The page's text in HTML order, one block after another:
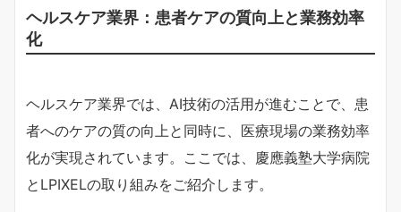
ヘルスケア業界：患者ケアの質向上と業務効率
化
ヘルスケア業界では、AI技術の活用が進むことで、患
者へのケアの質の向上と同時に、医療現場の業務効率
化が実現されています。ここでは、慶應義塾大学病院
とLPIXELの取り組みをご紹介します。